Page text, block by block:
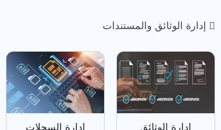
إدارة الوثائق والمستندات
إدارة الوثائق
إدارة السجلات